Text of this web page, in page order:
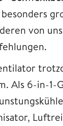
von
Als 6-in-